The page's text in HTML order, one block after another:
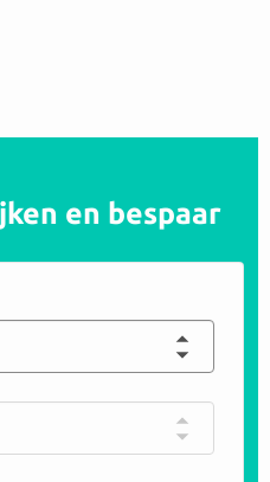
en bespaar